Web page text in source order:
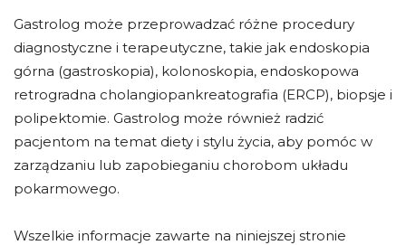
Gastrolog może przeprowadzać różne procedury
diagnostyczne i terapeutyczne, takie jak endoskopia
górna (gastroskopia), kolonoskopia, endoskopowa
retrogradna cholangiopankreatografia (ERCP), biopsje i
polipektomie. Gastrolog może również radzić
pacjentom na temat diety i stylu życia, aby pomóc w
zarządzaniu lub zapobieganiu chorobom układu
pokarmowego.
Wszelkie informacje zawarte na niniejszej stronie